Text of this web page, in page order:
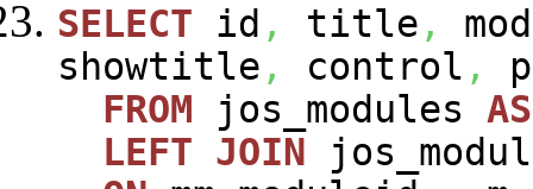
SELECT id , title ,
showtitle , control ,
FROM jos_modules AS
LEFT JOIN